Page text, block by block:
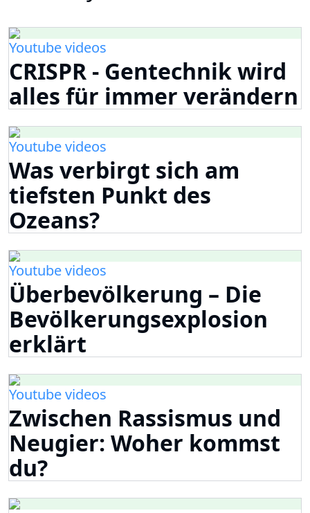
Youtube videos
CRISPR - Gentechnik wird
alles für immer verändern
Youtube videos
Was verbirgt sich am
tiefsten Punkt des
Ozeans?
Youtube videos
Überbevölkerung – Die
Bevölkerungsexplosion
erklärt
Youtube videos
Zwischen Rassismus und
Neugier: Woher kommst
du?